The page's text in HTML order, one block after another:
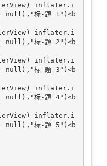
null),"标-题 1")<b
null),"标-题 2")<b
null),"标-题 3")<b
null),"标-题 4")<b
null),"标-题 5")<b